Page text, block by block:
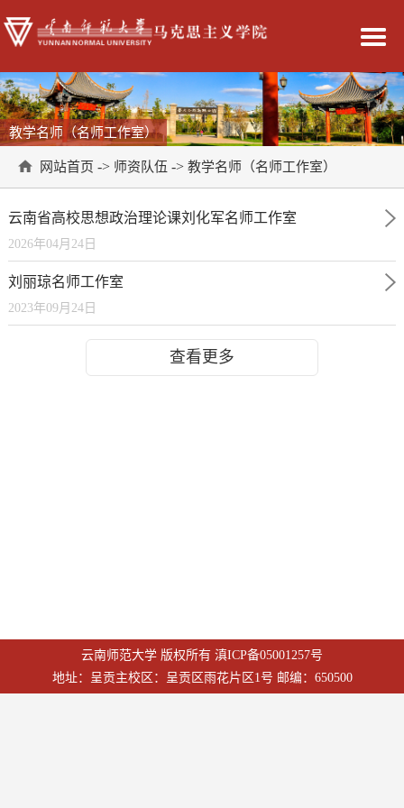
教学名师（名师工作室）
网站首页 -> 师资队伍 -> 教学名师（名师工作室）
云南省高校思想政治理论课刘化军名师工作室
2026年04月24日
刘丽琼名师工作室
2023年09月24日
查看更多
云南师范大学 版权所有 滇ICP备05001257号
地址：呈贡主校区：呈贡区雨花片区1号 邮编：650500